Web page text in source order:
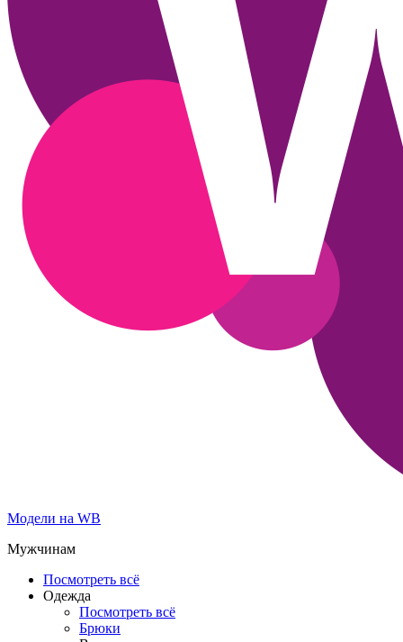
Модели на WB
Мужчинам
Посмотреть всё
Одежда
Посмотреть всё
Брюки